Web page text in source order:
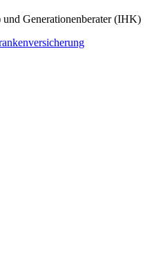
Generationenberater (IHK)